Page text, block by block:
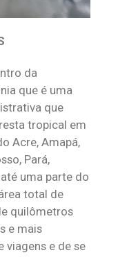
da
que é uma
que
tropical em
Acre, Amapá,
Pará,
uma parte do
total de
quilômetros
e mais
viagens e de se